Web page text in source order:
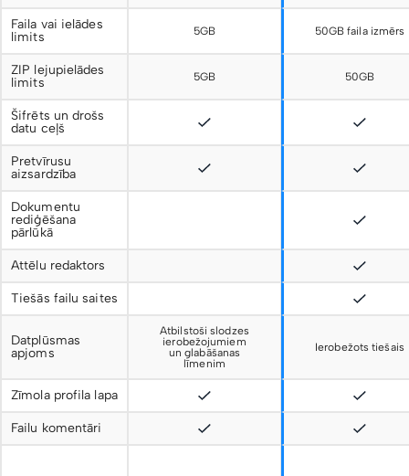
Faila vai ielādes
limits
5GB 50GB faila izmērs
ZIP lejupielādes
limits
5GB 50GB
Šifrēts un drošs
datu ceļš
Pretvīrusu
aizsardzība
Dokumentu
rediģēšana
pārlūkā
Attēlu redaktors
Tiešās failu saites
Datplūsmas
apjoms
Atbilstoši slodzes
ierobežojumiem
un glabāšanas
līmenim
Ierobežots tiešais
Zīmola profila lapa
Failu komentāri